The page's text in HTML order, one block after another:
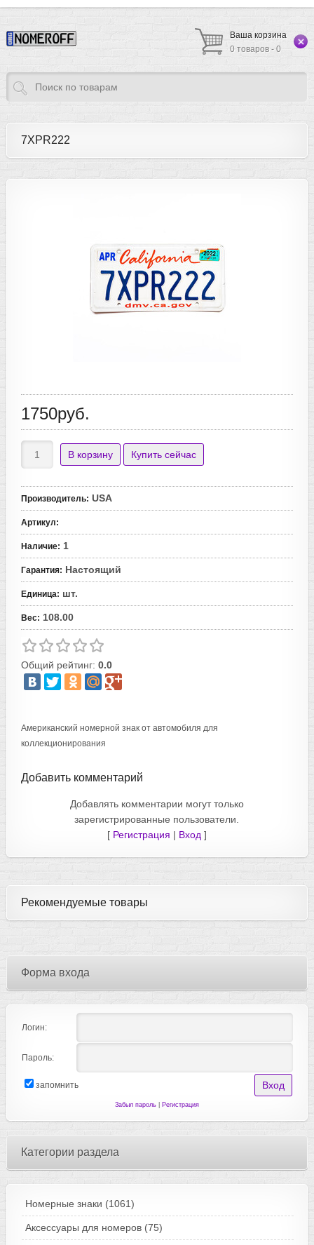
Ваша корзина
0 товаров - 0
7XPR222
1750руб.
Производитель: USA
Артикул:
Наличие: 1
Гарантия: Настоящий
Единица: шт.
Вес: 108.00
Общий рейтинг: 0.0
Американский номерной знак от автомобиля для
коллекционирования
Добавить комментарий
Добавлять комментарии могут только
зарегистрированные пользователи.
[ Регистрация | Вход ]
Рекомендуемые товары
Форма входа
Логин:
Пароль:
запомнить
Забыл пароль| Регистрация
Категории раздела
Номерные знаки (1061)
Аксессуары для номеров (75)